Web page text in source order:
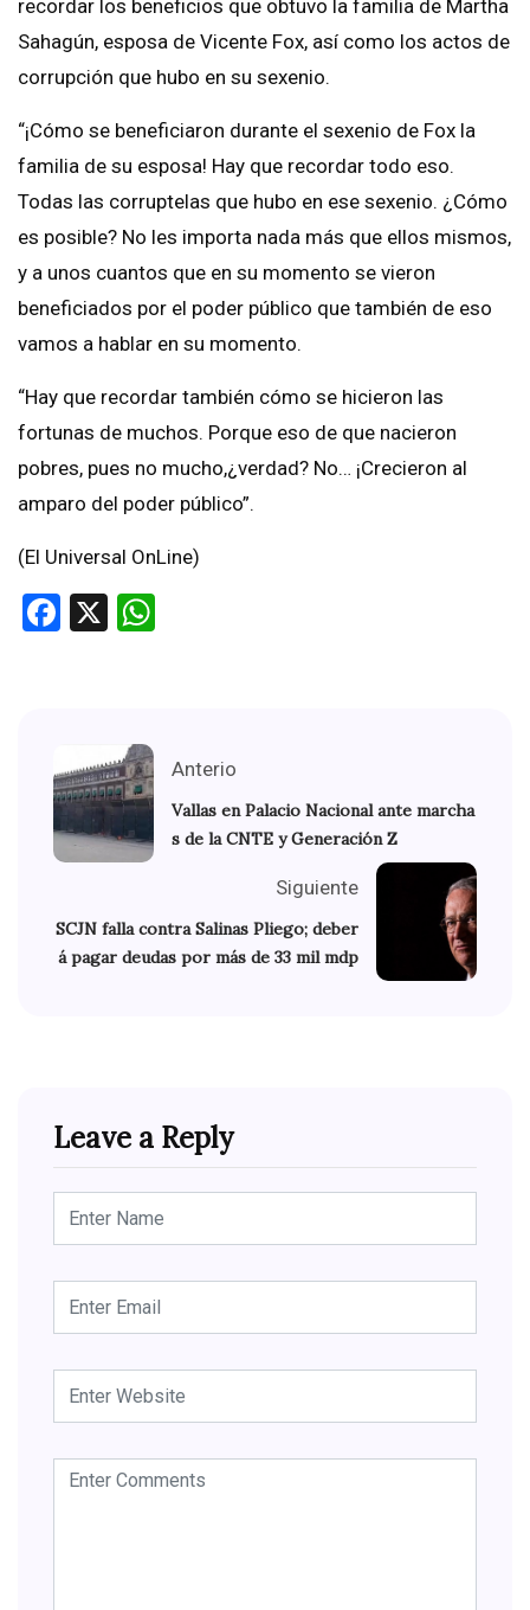
recordar los beneficios que obtuvo la familia de Martha
Sahagún, esposa de Vicente Fox, así como los actos de
corrupción que hubo en su sexenio.
“¡Cómo se beneficiaron durante el sexenio de Fox la
familia de su esposa! Hay que recordar todo eso.
Todas las corruptelas que hubo en ese sexenio. ¿Cómo
es posible? No les importa nada más que ellos mismos,
y a unos cuantos que en su momento se vieron
beneficiados por el poder público que también de eso
vamos a hablar en su momento.
“Hay que recordar también cómo se hicieron las
fortunas de muchos. Porque eso de que nacieron
pobres, pues no mucho,¿verdad? No… ¡Crecieron al
amparo del poder público”.
(El Universal OnLine)
Facebook
X
Anterio
Vallas en Palacio Nacional ante marcha
s de la CNTE y Generación Z
Siguiente
SCJN falla contra Salinas Pliego; deber
á pagar deudas por más de 33 mil mdp
Leave a Reply